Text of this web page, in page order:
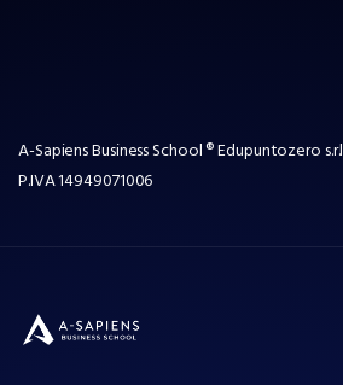
A-Sapiens Business School ® Edupuntozero s.r.l
P.IVA14949071006